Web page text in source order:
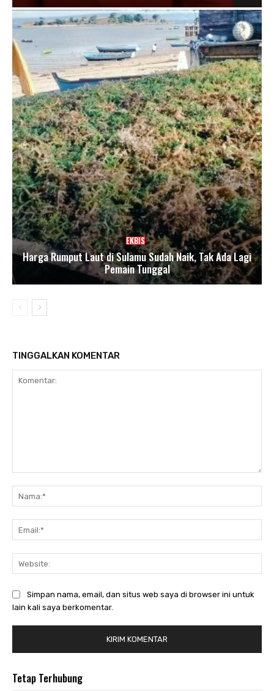
EKBIS
Harga Rumput Laut di Sulamu Sudah Naik, Tak Ada Lagi
Pemain Tunggal
TINGGALKAN KOMENTAR
Simpan nama, email, dan situs web saya di browser ini untuk
lain kali saya berkomentar.
Tetap Terhubung